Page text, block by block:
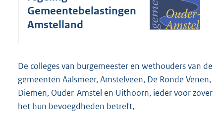
t
b
Gemeentebelastingen
Amstelland
De colleges van burgemeester en wethouders van de
gemeenten Aalsmeer, Amstelveen, De Ronde Venen,
Diemen, Ouder-Amstel en Uithoorn, ieder voor zover
het hun bevoegdheden betreft,